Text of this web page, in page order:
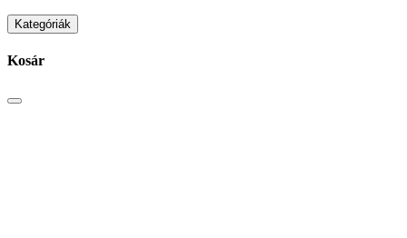
Kategóriák
Kosár